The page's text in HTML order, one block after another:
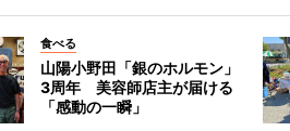
食べる
山陽小野田「銀のホルモン」
3周年 美容師店主が届ける
「感動の一瞬」